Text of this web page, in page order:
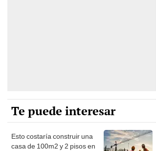
Te puede interesar
Esto costaría construir una
casa de 100m2 y 2 pisos en